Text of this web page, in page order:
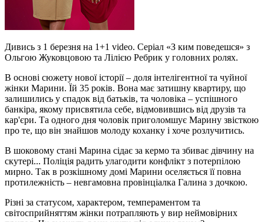
Дивись з 1 березня на 1+1 video. Cеріал «З ким поведешся» з
Ольгою Жуковцовою та Лілією Ребрик у головних ролях.
В основі сюжету нової історії – доля інтелігентної та чуйної
жінки Марини. Їй 35 років. Вона має затишну квартиру, що
залишились у спадок від батьків, та чоловіка – успішного
банкіра, якому присвятила себе, відмовившись від друзів та
кар'єри. Та одного дня чоловік приголомшує Марину звісткою
про те, що він знайшов молоду коханку і хоче розлучитись.
В шоковому стані Марина сідає за кермо та збиває дівчину на
скутері... Поліція радить улагодити конфлікт з потерпілою
мирно. Так в розкішному домі Марини оселяється її повна
протилежність – невгамовна провінціалка Галина з дочкою.
Різні за статусом, характером, темпераментом та
світосприйняттям жінки потрапляють у вир неймовірних